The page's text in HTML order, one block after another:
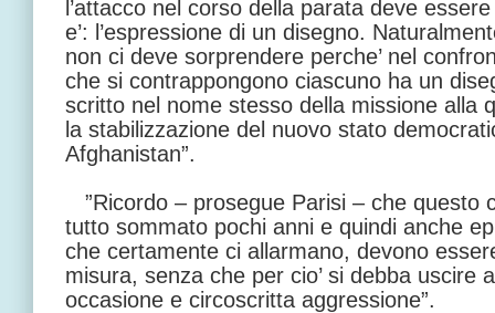
l’attacco nel corso della parata deve
e’: l’espressione di un disegno.
non ci deve sorprendere perche’ nel
che si contrappongono ciascuno ha un
scritto nel nome stesso della missione alla
la stabilizzazione del nuovo stato
Afghanistan”.
”Ricordo – prosegue Parisi – che questo
tutto sommato pochi anni e quindi anche
che certamente ci allarmano, devono
misura, senza che per cio’ si debba uscire
occasione e circoscritta aggressione”.